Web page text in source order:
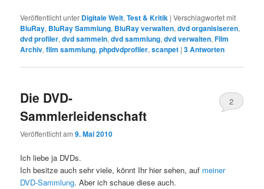
Veröffentlicht unter Digitale Welt,Test & Kritik |Verschlagwortet mit
BluRay, BluRay Sammlung, BluRay verwalten,dvd organisiseren,
dvd profiler,dvd sammeln,dvd sammlung,dvd verwalten,Film
Archiv,film sammlung,phpdvdprofiler,scanpet |3Antworten
Die DVD-
Sammlerleidenschaft
Veröffentlicht am9. Mai 2010
2
Ich liebe ja DVDs.
Ich besitze auch sehr viele, könnt Ihr hier sehen, auf meiner
DVD-Sammlung. Aber ich schaue diese auch.